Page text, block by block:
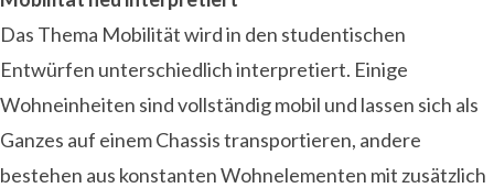
Das Thema Mobilität wird in den studentischen
Entwürfen unterschiedlich interpretiert. Einige
Wohneinheiten sind vollständig mobil und lassen sich als
Ganzes auf einem Chassis transportieren, andere
bestehen aus konstanten Wohnelementen mit zusätzlich